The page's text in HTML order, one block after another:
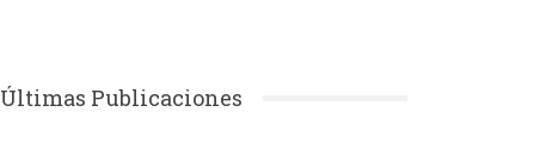
Últimas Publicaciones